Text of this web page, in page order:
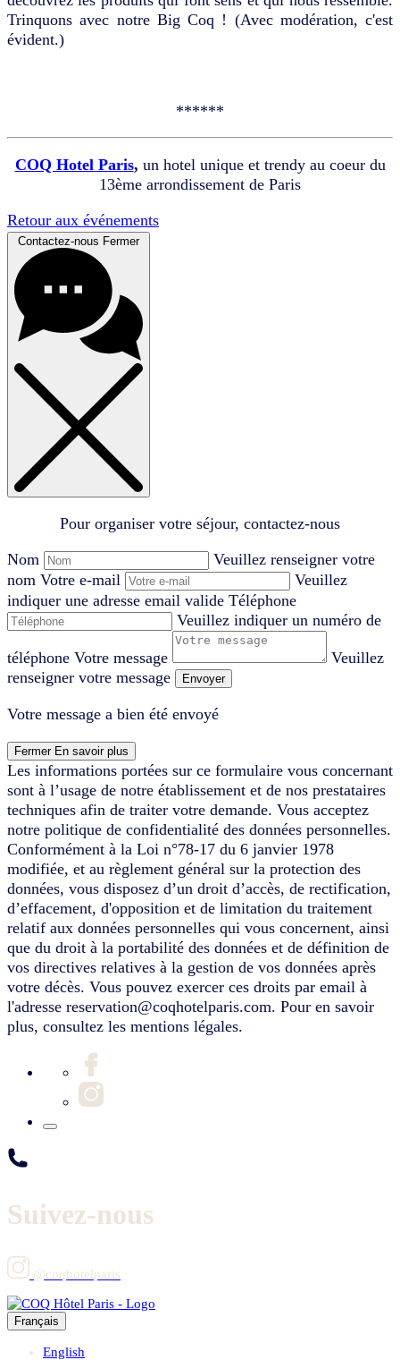
Trinquons avec notre Big Coq ! (Avec modération, c'est
évident.)
******
COQ Hotel Paris, un hotel unique et trendy au coeur du
13ème arrondissement de Paris
Retour aux événements
Contactez-nous Fermer
Pour organiser votre séjour, contactez-nous
Nom
Veuillez renseigner votre
nom Votre e-mail
Veuillez
indiquer une adresse email valide Téléphone
Veuillez indiquer un numéro de
téléphone Votre message
Veuillez
renseigner votre message
Envoyer
Votre message a bien été envoyé
Fermer En savoir plus
Les informations portées sur ce formulaire vous concernant
sont à l’usage de notre établissement et de nos prestataires
techniques afin de traiter votre demande. Vous acceptez
notre politique de confidentialité des données personnelles.
Conformément à la Loi n°78-17 du 6 janvier 1978
modifiée, et au règlement général sur la protection des
données, vous disposez d’un droit d’accès, de rectification,
d’effacement, d'opposition et de limitation du traitement
relatif aux données personnelles qui vous concernent, ainsi
que du droit à la portabilité des données et de définition de
vos directives relatives à la gestion de vos données après
votre décès. Vous pouvez exercer ces droits par email à
l'adresse reservation@coqhotelparis.com. Pour en savoir
plus, consultez les mentions légales.
Suivez-nous
@coqhotelparis
Français
English